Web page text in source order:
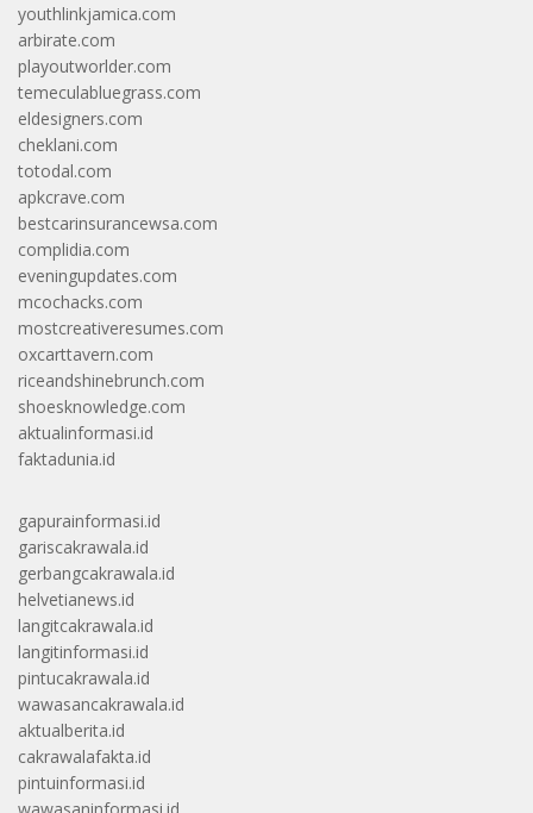
youthlinkjamica.com
arbirate.com
playoutworlder.com
temeculabluegrass.com
eldesigners.com
cheklani.com
totodal.com
apkcrave.com
bestcarinsurancewsa.com
complidia.com
eveningupdates.com
mcochacks.com
mostcreativeresumes.com
oxcarttavern.com
riceandshinebrunch.com
shoesknowledge.com
aktualinformasi.id
faktadunia.id
gapurainformasi.id
gariscakrawala.id
gerbangcakrawala.id
helvetianews.id
langitcakrawala.id
langitinformasi.id
pintucakrawala.id
wawasancakrawala.id
aktualberita.id
cakrawalafakta.id
pintuinformasi.id